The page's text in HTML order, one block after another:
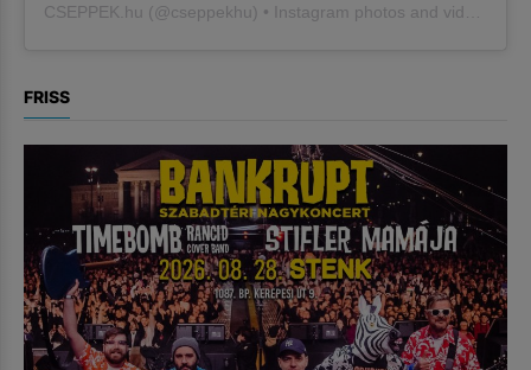
CSEPPEK.hu (@cseppekhu ) • Instagram photos and videos
FRISS